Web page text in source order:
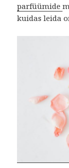
parfüümide
kuidas leida